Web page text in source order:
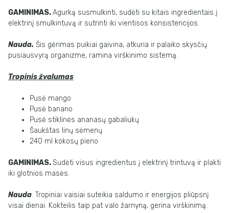
GAMINIMAS.Agurką susmulkinti, sudėti su kitais ingredientais į
elektrinį smulkintuvą ir sutrinti iki vientisos konsistencijos.
Nauda. Šis gėrimas puikiai gaivina, atkuria ir palaiko skysčių
pusiausvyrą organizme, ramina virškinimo sistemą.
Tropinis žvalumas
Pusė mango
Pusė banano
Pusė stiklinės ananasų gabaliukų
Šaukštas linų sėmenų
240 ml kokosų pieno
GAMINIMAS.Sudėti visus ingredientus į elektrinį trintuvą ir plakti
iki glotnios masės.
Nauda. Tropiniai vaisiai suteikia saldumo ir energijos pliūpsnį
visai dienai. Kokteilis taip pat valo žarnyną, gerina virškinimą.